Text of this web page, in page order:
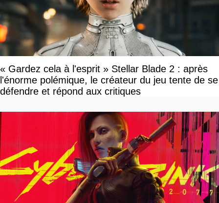
« Gardez cela à l'esprit » Stellar Blade 2 : après
l'énorme polémique, le créateur du jeu tente de se
défendre et répond aux critiques